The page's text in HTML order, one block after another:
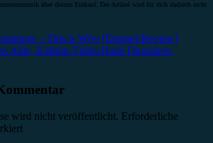
über deinen Einkauf. Der Artikel wird für dich dadurch nicht
– This is Why [Doppel-Review]
Allie, Kathrin-Türks-Halle Dinslaken,
wird nicht veröffentlicht. Erforderliche